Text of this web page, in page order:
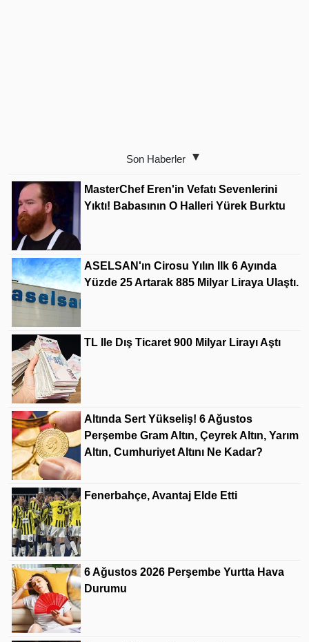
Son Haberler
MasterChef Eren'in Vefatı Sevenlerini
Yıktı! Babasının O Halleri Yürek Burktu
ASELSAN'ın Cirosu Yılın Ilk 6 Ayında
Yüzde 25 Artarak 885 Milyar Liraya Ulaştı.
TL Ile Dış Ticaret 900 Milyar Lirayı Aştı
Altında Sert Yükseliş! 6 Ağustos
Perşembe Gram Altın, Çeyrek Altın, Yarım
Altın, Cumhuriyet Altını Ne Kadar?
Fenerbahçe, Avantaj Elde Etti
6 Ağustos 2026 Perşembe Yurtta Hava
Durumu